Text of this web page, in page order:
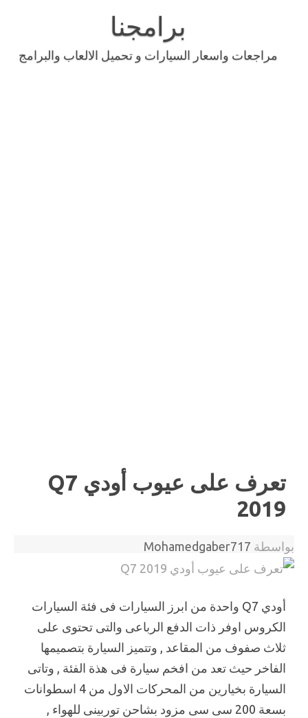
برامجنا
مراجعات واسعار السيارات و تحميل الالعاب والبرامج
تعرف على عيوب أودي Q7
2019
بواسطة Mohamedgaber717
أودي Q7 واحدة من ابرز السيارات فى فئة السيارات
الكروس اوفر ذات الدفع الرباعى والتى تحتوى على
ثلاث صفوف من المقاعد , وتتميز السيارة بتصميمها
الفاخر حيث تعد من افخم سيارة فى هذة الفئة , وتاتى
السيارة بخيارين من المحركات الاول من 4 اسطوانات
بسعة 200 سى سى مزود بشاحن توربينى للهواء ,